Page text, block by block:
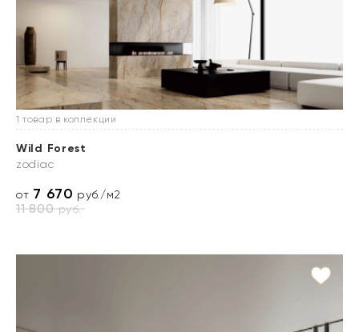
1 товар в коллекции
Wild Forest
zodiac
от 7 670 руб./м2
11 800руб.